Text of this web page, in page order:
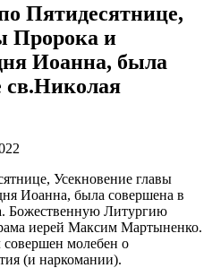
Пятидесятнице,
Пророка и
Иоанна, была
св.Николая
Усекновение главы
Иоанна, была совершена в
Божественную Литургию
иерей Максим Мартыненко.
молебен о
(и наркомании).